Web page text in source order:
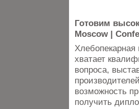
Готовим
Moscow |
Хлебопекарная
хватает
вопроса,
возможность
получить